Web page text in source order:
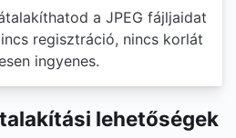
a JPEG fájljaidat
regisztráció, nincs korlát
ingyenes.
lehetőségek